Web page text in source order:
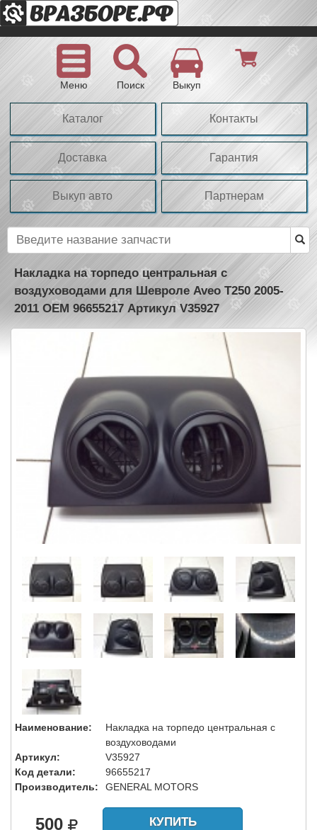
Меню Поиск Выкуп
Каталог Контакты
Доставка Гарантия
Выкуп авто Партнерам
Накладка на торпедо центральная с
воздуховодами для Шевроле Aveo T250 2005-
2011 OEM 96655217 Артикул V35927
Наименование:
Накладка на торпедо центральная с
воздуховодами
Артикул:
V35927
Код детали:
96655217
Производитель:
GENERAL MOTORS
500 КУПИТЬ